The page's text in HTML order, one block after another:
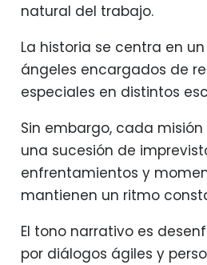
natural del trabajo.
La historia se centra en
ángeles encargados de
especiales en distintos
Sin embargo, cada
una sucesión de
enfrentamientos y
mantienen un ritmo
El tono narrativo es
por diálogos ágiles y